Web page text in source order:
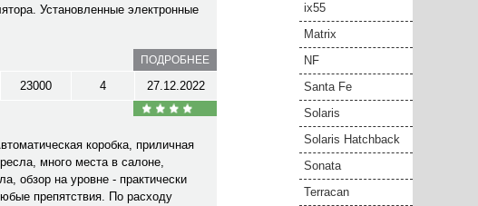
Установленные электронные
ПОДРОБНЕЕ
23000 4 27.12.2022
коробка, приличная
много места в салоне,
обзор на уровне - практически
препятствия. По расходу
ix55
Matrix
NF
Santa Fe
Solaris
Solaris Hatchback
Sonata
Terracan